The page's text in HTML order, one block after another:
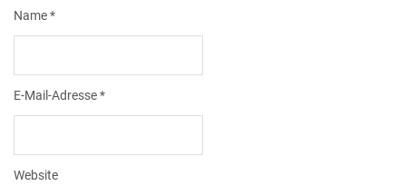
Name*
E-Mail-Adresse*
Website